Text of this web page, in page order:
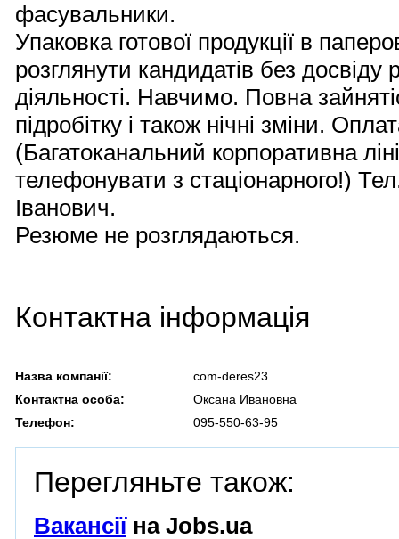
фасувальники.
Упаковка готової продукції в
розглянути кандидатів без досвіду
діяльності. Навчимо. Повна
підробітку і також нічні зміни.
(Багатоканальний корпоративна
телефонувати з стаціонарного!)
Іванович.
Резюме не розглядаються.
Контактна інформація
Назва компанії:
com-deres23
Контактна особа:
Оксана Ивановна
Телефон:
095-550-63-95
Перегляньте також:
Вакансіїна Jobs.ua